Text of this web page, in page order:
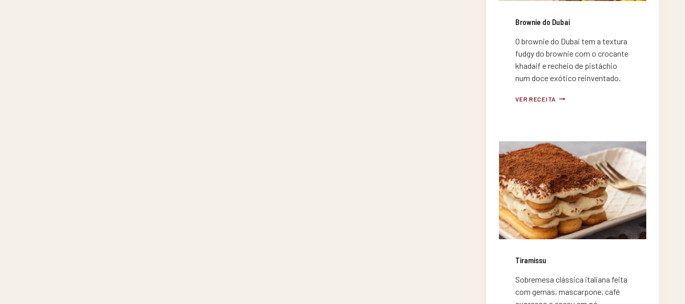
Brownie do Dubai
O brownie do Dubai tem a textura
fudgy do brownie com o crocante
khadaif e recheio de pistáchio
num doce exótico reinventado.
VER RECEITA BROWNIE
Tiramissu
Sobremesa clássica italiana feita
com gemas, mascarpone, café